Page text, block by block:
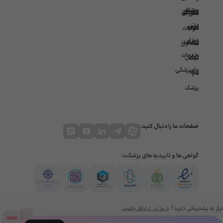
پزشکان
برتر
ویزیت
در
منزل
خدمات
دامپزشکی
مقررات
سوالات
متداول
ثبت
نام
پزشک
سازمانی
درباره
پزشکت
تماس
با ما
صفحات ما را دنبال کنید:
گواهی ها و تاییدیه های پزشکت:
نیاز به پشتیبانی دارید؟ با ما در ارتباط باشید.